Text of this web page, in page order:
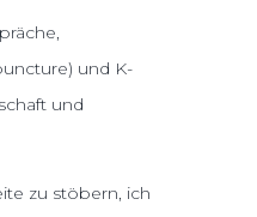
und K-
und
zu stöbern, ich